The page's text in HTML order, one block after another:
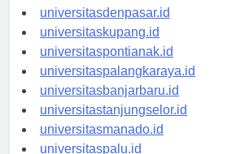
universitasbali.id
universitasdenpasar.id
universitaskupang.id
universitaspontianak.id
universitaspalangkaraya.id
universitasbanjarbaru.id
universitastanjungselor.id
universitasmanado.id